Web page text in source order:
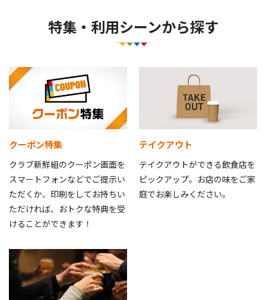
特集・利用シーンから探す
クーポン特集
クラブ新鮮組のクーポン画面を
スマートフォンなどでご提示い
ただくか、印刷をしてお持ちい
ただければ、おトクな特典を受
けることができます！
テイクアウト
テイクアウトができる飲食店を
ピックアップ。お店の味をご家
庭でお楽しみください。